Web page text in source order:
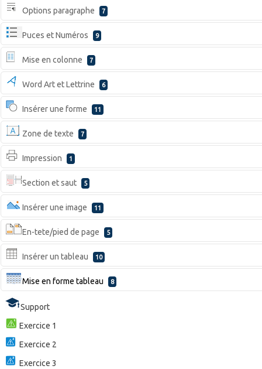
Options paragraphe 7
Puces et Numéros 9
Mise en colonne 7
Word Art et Lettrine 6
Insérer une forme 11
Zone de texte 7
Impression 1
Section et saut 5
Insérer une image 11
En-tete/pied de page 5
Insérer un tableau 10
Mise en forme tableau 8
Support
Exercice 1
Exercice 2
Exercice 3